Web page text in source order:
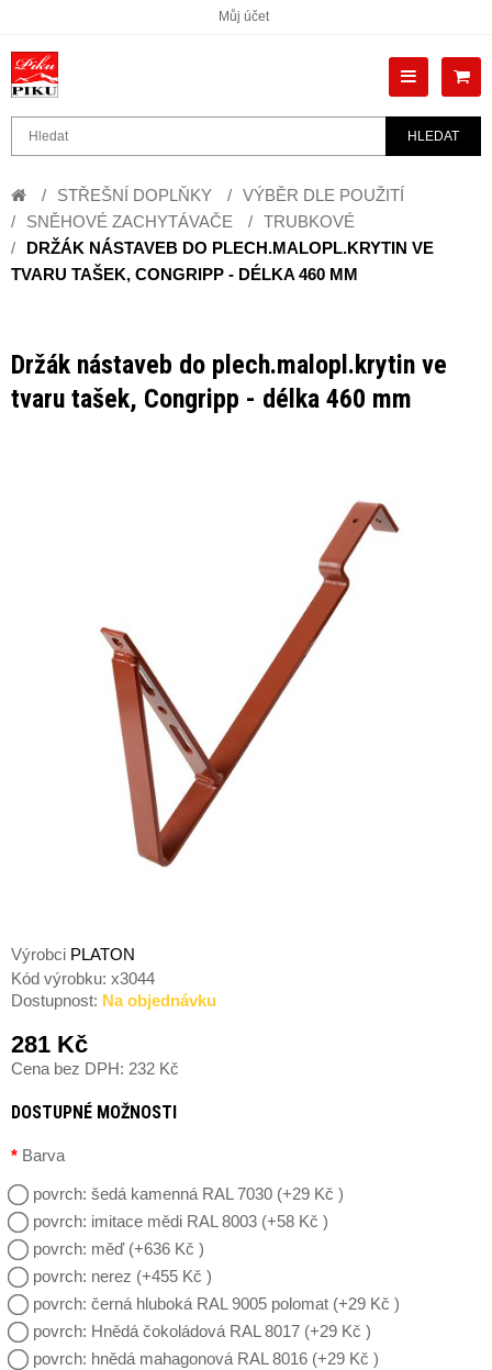
Můj účet
HLEDAT
STŘEŠNÍ DOPLŇKY
VÝBĚR DLE POUŽITÍ
SNĚHOVÉ ZACHYTÁVAČE
TRUBKOVÉ
DRŽÁK NÁSTAVEB DO PLECH.MALOPL.KRYTIN VE
TVARU TAŠEK, CONGRIPP - DÉLKA 460 MM
Držák nástaveb do plech.malopl.krytin ve
tvaru tašek, Congripp - délka 460 mm
Výrobci PLATON
Kód výrobku: x3044
Dostupnost: Na objednávku
281 Kč
Cena bez DPH: 232 Kč
DOSTUPNÉ MOŽNOSTI
Barva
povrch: šedá kamenná RAL 7030 (+29 Kč )
povrch: imitace mědi RAL 8003 (+58 Kč )
povrch: měď (+636 Kč )
povrch: nerez (+455 Kč )
povrch: černá hluboká RAL 9005 polomat (+29 Kč )
povrch: Hnědá čokoládová RAL 8017 (+29 Kč )
povrch: hnědá mahagonová RAL 8016 (+29 Kč )